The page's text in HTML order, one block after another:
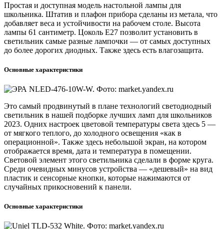
Простая и доступная модель настольной лампы для
школьника. Штатив и плафон прибора сделаны из метала, что
добавляет веса и устойчивости на рабочем столе. Высота
лампы 61 сантиметр. Цоколь E27 позволит установить в
светильник самые разные лампочки — от самых доступных
до более дорогих диодных. Также здесь есть влагозащита.
Основные характеристики
Это самый продвинутый в плане технологий светодиодный
светильник в нашей подборке лучших ламп для школьников
2023. Одних настроек цветовой температуры света здесь 5 —
от мягкого теплого, до холодного освещения «как в
операционной». Также здесь небольшой экран, на котором
отображается время, дата и температура в помещении.
Световой элемент этого светильника сделали в форме круга.
Среди очевидных минусов устройства — «дешевый» на вид
пластик и сенсорные кнопки, которые нажимаются от
случайных прикосновений к панели.
Основные характеристики